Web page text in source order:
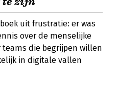
uit frustratie: er was
over de menselijke
teams die begrijpen willen
in digitale vallen